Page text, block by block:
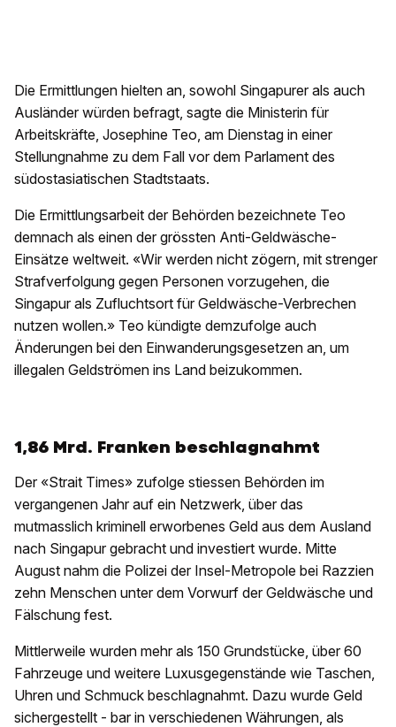
Die Ermittlungen hielten an, sowohl Singapurer als auch
Ausländer würden befragt, sagte die Ministerin für
Arbeitskräfte, Josephine Teo, am Dienstag in einer
Stellungnahme zu dem Fall vor dem Parlament des
südostasiatischen Stadtstaats.
Die Ermittlungsarbeit der Behörden bezeichnete Teo
demnach als einen der grössten Anti-Geldwäsche-
Einsätze weltweit. «Wir werden nicht zögern, mit strenger
Strafverfolgung gegen Personen vorzugehen, die
Singapur als Zufluchtsort für Geldwäsche-Verbrechen
nutzen wollen.» Teo kündigte demzufolge auch
Änderungen bei den Einwanderungsgesetzen an, um
illegalen Geldströmen ins Land beizukommen.
1,86 Mrd. Franken beschlagnahmt
Der «Strait Times» zufolge stiessen Behörden im
vergangenen Jahr auf ein Netzwerk, über das
mutmasslich kriminell erworbenes Geld aus dem Ausland
nach Singapur gebracht und investiert wurde. Mitte
August nahm die Polizei der Insel-Metropole bei Razzien
zehn Menschen unter dem Vorwurf der Geldwäsche und
Fälschung fest.
Mittlerweile wurden mehr als 150 Grundstücke, über 60
Fahrzeuge und weitere Luxusgegenstände wie Taschen,
Uhren und Schmuck beschlagnahmt. Dazu wurde Geld
sichergestellt - bar in verschiedenen Währungen, als